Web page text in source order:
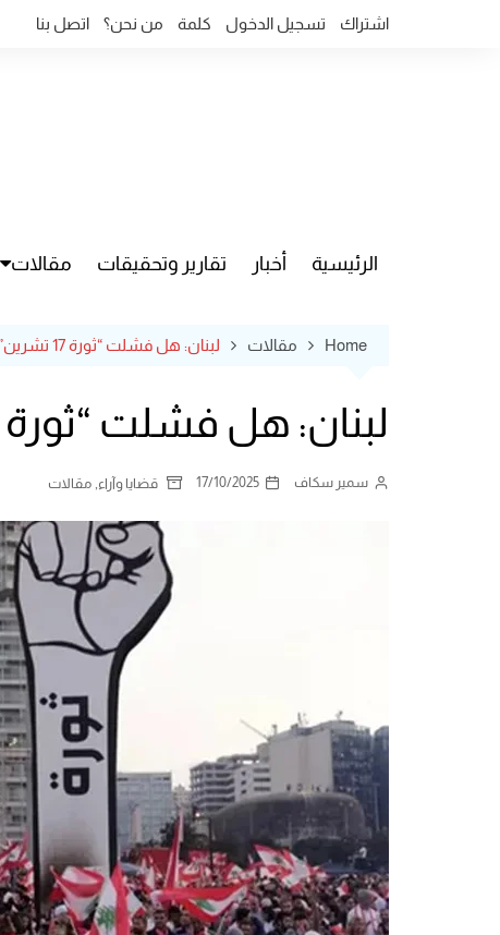
اشتراك تسجيل الدخول كلمة من نحن؟ اتصل بنا
الرئيسية أخبار تقارير وتحقيقات مقالات
Home مقالات لبنان: هل فشلت “ثورة 17 تشرين” أم حققت التغيير؟!
لبنان: هل فشلت “ثورة 17 تشرين” أم حققت التغيير؟!
سمير سكاف 17/10/2025 قضايا وآراء مقالات